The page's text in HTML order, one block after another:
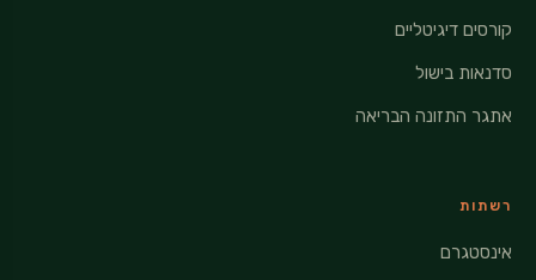
קורסים דיגיטליים
סדנאות בישול
אתגר התזונה הבריאה
רשתות
אינסטגרם